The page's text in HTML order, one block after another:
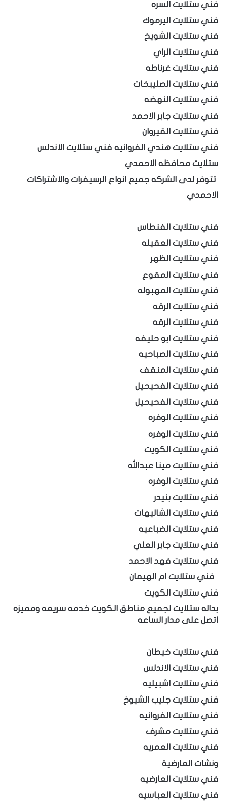
فني ستلايت السره
فني ستلايت اليرموك
فني ستلايت الشويخ
فني ستلايت الراي
فني ستلايت غرناطه
فني ستلايت الصليبخات
فني ستلايت النهضه
فني ستلايت جابر الاحمد
فني ستلايت القيروان
فني ستلايت هندي الفروانيه فني ستلايت الاندلس
ستلايت محافظه الاحمدي
تتوفر لدى الشركه جميع انواع الرسيفرات والاشتراكات
الاحمدي
فني ستلايت الفنطاس
فني ستلايت العقيله
فني ستلايت الظهر
فني ستلايت المقوع
فني ستلايت المهبوله
فني ستلايت الرقه
فني ستلايت الرقه
فني ستلايت ابو حليفه
فني ستلايت الصباحيه
فني ستلايت المنقف
فني ستلايت الفحيحيل
فني ستلايت الفحيحيل
فني ستلايت الوفره
فني ستلايت الوفره
فني ستلايت الكويت
فني ستلايت مينا عبدالله
فني ستلايت الوفره
فني ستلايت بنيدر
فني ستلايت الشاليهات
فني ستلايت الضباعيه
فني ستلايت جابر العلي
فني ستلايت فهد الاحمد
فني ستلايت ام الهيمان
فني ستلايت الكويت
بداله ستلايت لجميع مناطق الكويت خدمه سريعه ومميزه
اتصل على مدار الساعه
فني ستلايت خيطان
فني ستلايت الاندلس
فني ستلايت اشبيليه
فني ستلايت جليب الشيوخ
فني ستلايت الفروانيه
فني ستلايت مشرف
فني ستلايت العمريه
ونشات العارضية
فني ستلايت العارضيه
فني ستلايت العباسيه